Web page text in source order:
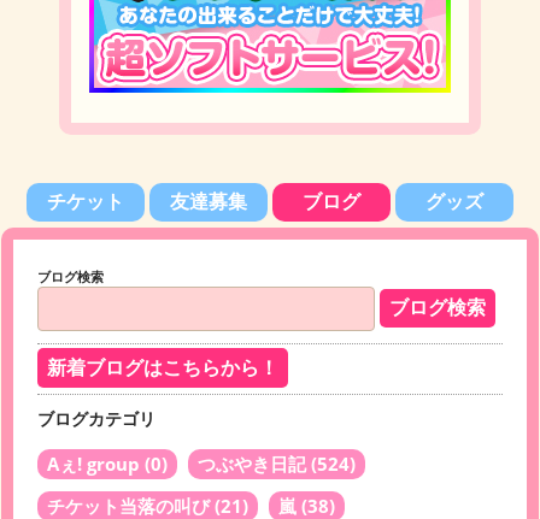
チケット 友達募集 ブログ グッズ
ブログ検索
新着ブログはこちらから！
ブログカテゴリ
Aぇ! group (0) つぶやき日記(524)
チケット当落の叫び(21) 嵐 (38)